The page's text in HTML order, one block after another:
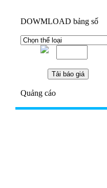
DOWMLOAD bảng số
Quảng cáo